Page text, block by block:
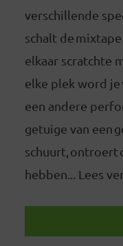
verschillende
schalt de
elkaar scratchte
elke plek word je
een andere
getuige van een
schuurt, ontroert
hebben... Lees